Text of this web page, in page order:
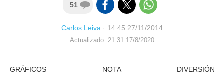
51
Carlos Leiva· 14:45 27/11/2014
Actualizado: 21:31 17/8/2020
GRÁFICOS NOTA DIVERSIÓN